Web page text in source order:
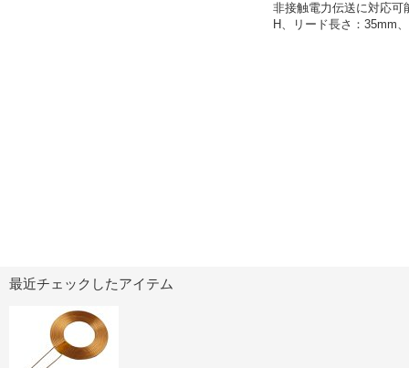
非接触電力伝送に対応可
H、リード長さ：35mm
最近チェックしたアイテム